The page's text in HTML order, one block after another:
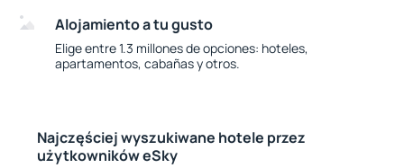
Alojamiento a tu gusto
Elige entre 1.3 millones de opciones: hoteles,
apartamentos, cabañas y otros.
Najczęściej wyszukiwane hotele przez
użytkowników eSky